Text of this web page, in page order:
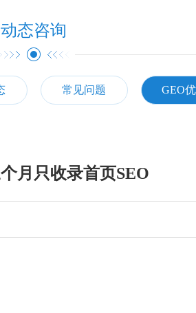
动态咨询
常见问题 GEO
月只收录首页SEO